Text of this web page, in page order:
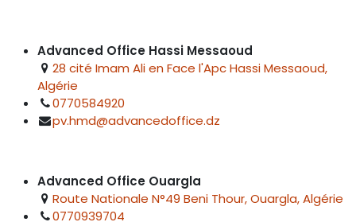
Advanced Office Hassi Messaoud
28 cité Imam Ali en Face l'Apc Hassi Messaoud,
Algérie
0770584920
pv.hmd@advancedoffice.dz
Advanced Office Ouargla
Route Nationale N°49 Beni Thour, Ouargla, Algérie
0770939704